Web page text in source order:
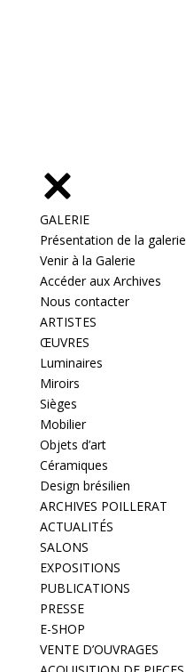
GALERIE
Présentation de la galerie
Venir à la Galerie
Accéder aux Archives
Nous contacter
ARTISTES
ŒUVRES
Luminaires
Miroirs
Sièges
Mobilier
Objets d’art
Céramiques
Design brésilien
ARCHIVES POILLERAT
ACTUALITÉS
SALONS
EXPOSITIONS
PUBLICATIONS
PRESSE
E-SHOP
VENTE D’OUVRAGES